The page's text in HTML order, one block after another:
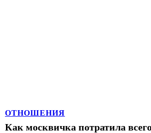
ОТНОШЕНИЯ
Как москвичка потратила